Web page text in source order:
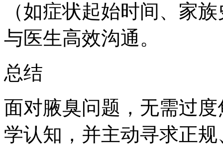
（如症状起始时间、家
与医生高效沟通。
总结
面对腋臭问题，无需过
学认知，并主动寻求正